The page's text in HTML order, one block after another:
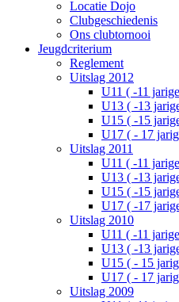
Locatie Dojo
Clubgeschiedenis
Ons clubtornooi
Jeugdcriterium
Reglement
Uitslag 2012
U11 ( -11
U13 ( -13
U15 ( -15
U17 ( - 17
Uitslag 2011
U11 ( -11
U13 ( -13
U15 ( -15
U17 ( -17
Uitslag 2010
U11 ( -11
U13 ( -13
U15 ( - 15
U17 ( - 17
Uitslag 2009